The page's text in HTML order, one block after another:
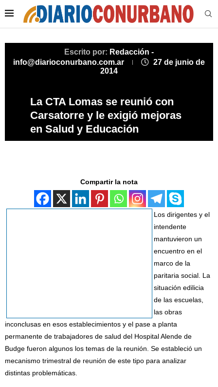
Escrito por: Redacción -
info@diarioconurbano.com.ar
27 de junio de
2014
La CTA Lomas se reunió con
Carsatorre y le exigió mejoras
en Salud y Educación
Compartir la nota
Los dirigentes y el
intendente
mantuvieron un
encuentro en el
marco de la
paritaria social. La
situación edilicia
de las escuelas,
las obras
inconclusas en esos establecimientos y el pase a planta
permanente de trabajadores de salud del Hospital Alende de
Budge fueron algunos los temas de la reunión. Se estableció un
mecanismo trimestral de reunión de este tipo para analizar
distintas problemáticas.